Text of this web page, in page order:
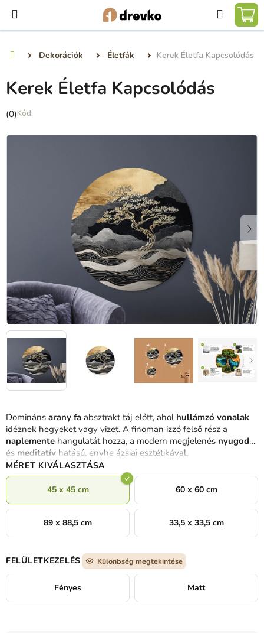
fő
Dekorációk Életfák Kerek Életfa Kapcsolódás
Domináns arany fa absztrakt táj előtt, ahol hullámzó vonalak
idéznek hegyeket vagy vizet. A finoman izzó felső rész a
naplemente hangulatát hozza, a modern megjelenés nyugodt
és meditatív hatású, enyhe ázsiai esztétikával.
MÉRET KIVÁLASZTÁSA
45 x 45 cm 60 x 60 cm
89 x 88,5 cm 33,5 x 33,5 cm
FELÜLETKEZELÉS Különbség megtekintése
Fényes Matt
Kerek Életfa Kapcsolódás
A
átlagos
(0)